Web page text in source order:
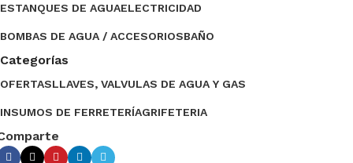
ESTANQUES DE AGUAELECTRICIDAD
BOMBAS DE AGUA / ACCESORIOSBAÑO
Categorías
OFERTASLLAVES, VALVULAS DE AGUA Y GAS
INSUMOS DE FERRETERÍAGRIFETERIA